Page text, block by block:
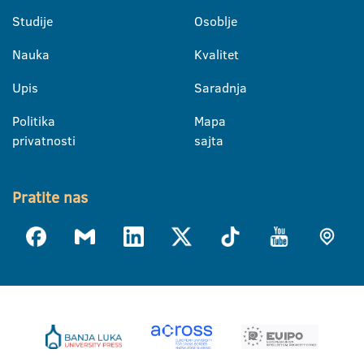
Studije
Nauka
Upis
Politika
privatnosti
Osoblje
Kvalitet
Saradnja
Mapa
sajta
Pratite nas